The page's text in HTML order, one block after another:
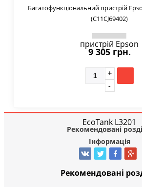
Багатофункціональний пристрій
(C11CJ69402)
9 305 грн.
Рекомендовані
Інформація
Рекомендовані